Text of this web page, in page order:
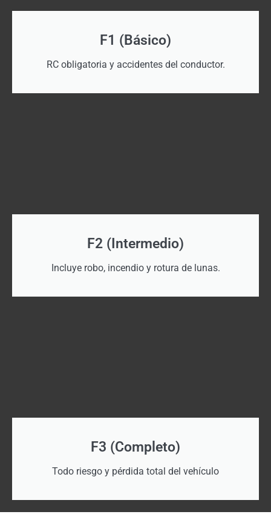
F1 (Básico)
RC obligatoria y accidentes del conductor.
F2 (Intermedio)
Incluye robo, incendio y rotura de lunas.
F3 (Completo)
Todo riesgo y pérdida total del vehículo